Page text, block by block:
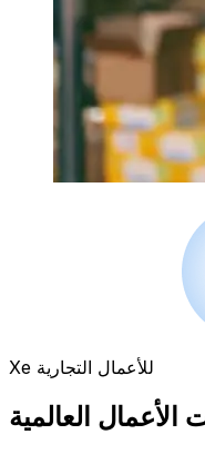
Xe للأعمال التجارية
العالمية